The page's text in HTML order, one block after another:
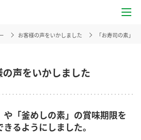
の声をいかしました
お客様の声をいかしました 「お寿司の素」
や「釜めしの素」の賞味期限を
るようにしました。